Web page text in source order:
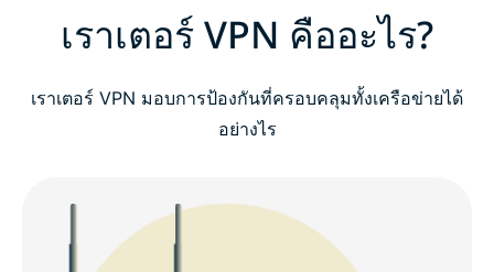
เราเตอร์ VPN คืออะไร?
เราเตอร์ VPN มอบการป้องกันที่ครอบคลุมทั้งเครือข่ายได้
อย่างไร